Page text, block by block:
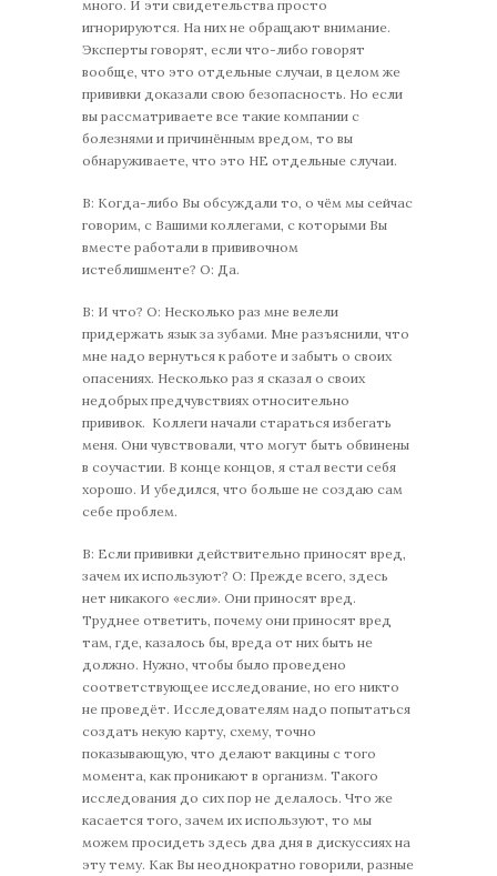
много. И эти свидетельства просто
игнорируются. На них не обращают внимание.
Эксперты говорят, если что-либо говорят
вообще, что это отдельные случаи, в целом же
прививки доказали свою безопасность. Но если
вы рассматриваете все такие компании с
болезнями и причинённым вредом, то вы
обнаруживаете, что это НЕ отдельные случаи.
В: Когда-либо Вы обсуждали то, о чём мы сейчас
говорим, с Вашими коллегами, с которыми Вы
вместе работали в прививочном
истеблишменте? О: Да.
В: И что? О: Несколько раз мне велели
придержать язык за зубами. Мне разъяснили, что
мне надо вернуться к работе и забыть о своих
опасениях. Несколько раз я сказал о своих
недобрых предчувствиях относительно
прививок. Коллеги начали стараться избегать
меня. Они чувствовали, что могут быть обвинены
в соучастии. В конце концов, я стал вести себя
хорошо. И убедился, что больше не создаю сам
себе проблем.
В: Если прививки действительно приносят вред,
зачем их используют? О: Прежде всего, здесь
нет никакого «если». Они приносят вред.
Труднее ответить, почему они приносят вред
там, где, казалось бы, вреда от них быть не
должно. Нужно, чтобы было проведено
соответствующее исследование, но его никто
не проведёт. Исследователям надо попытаться
создать некую карту, схему, точно
показывающую, что делают вакцины с того
момента, как проникают в организм. Такого
исследования до сих пор не делалось. Что же
касается того, зачем их используют, то мы
можем просидеть здесь два дня в дискуссиях на
эту тему. Как Вы неоднократно говорили, разные